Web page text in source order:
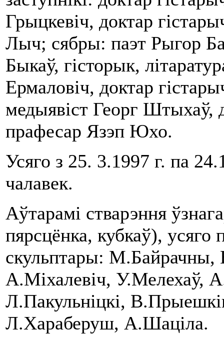
Грыцкевіч, доктар
Лыч; сябры: паэт Рыгор
Быкаў, гісторык,
Ермаловіч, доктар
медыявіст Георг
прафесар Язэп Юхо.
Усяго з 25. 3.1997 г. па
чалавек.
Аўтарамі стварэння
пярсцёнка, кубкаў), усяго
скульптары: М.Байрачны,
А.Міхалевіч, У.Мелехаў,
Л.Пакульніцкі,
Л.Хараберуш, А.Шаціла.